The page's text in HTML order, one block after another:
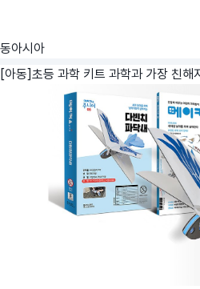
동아시아
[아동]초등 과학 키트 과학과 가장 친해